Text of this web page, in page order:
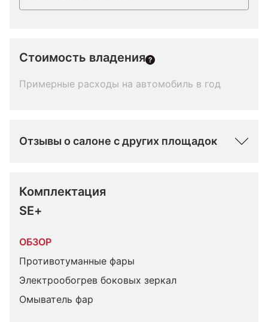
Стоимость владения
Примерные расходы на автомобиль в год
Отзывы о салоне с других площадок
Комплектация
SE+
ОБЗОР
Противотуманные фары
Электрообогрев боковых зеркал
Омыватель фар